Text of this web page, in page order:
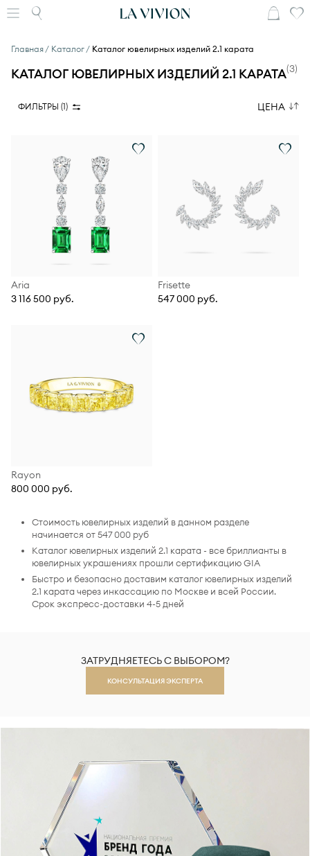
Главная Каталог Каталог ювелирных изделий 2.1 карата
КАТАЛОГ ЮВЕЛИРНЫХ ИЗДЕЛИЙ 2.1 КАРАТА(3)
ФИЛЬТРЫ (1) ЦЕНА
Aria
3 116 500 руб.
Frisette
547 000 руб.
Rayon
800 000 руб.
Стоимость ювелирных изделий в данном разделе
начинается от 547 000 руб
Каталог ювелирных изделий 2.1 карата - все бриллианты в
ювелирных украшениях прошли сертификацию GIA
Быстро и безопасно доставим каталог ювелирных изделий
2.1 карата через инкассацию по Москве и всей России.
Срок экспресс-доставки 4-5 дней
ЗАТРУДНЯЕТЕСЬ С ВЫБОРОМ?
КОНСУЛЬТАЦИЯ ЭКСПЕРТА